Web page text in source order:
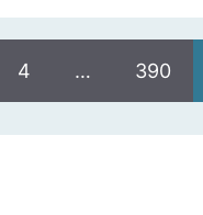
4 … 390